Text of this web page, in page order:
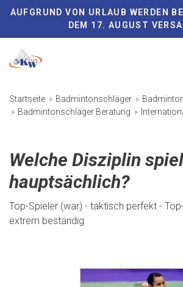
AUFGRUND VON URLAUB WERDEN
DEM 17. AUGUST
Startseite Badmintonschläger
Badmintonschläger Beratung
Welche Disziplin
hauptsächlich?
Top-Spieler (war) - taktisch perfekt -
extrem beständig